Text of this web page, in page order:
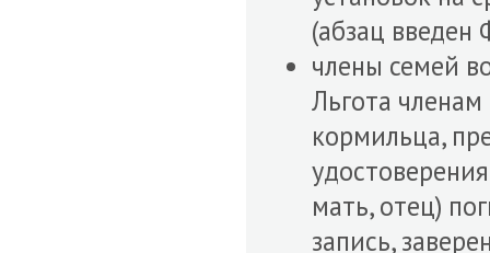
(абзац
члены семей
Льгота
кормильца,
мать, отец)
запись,